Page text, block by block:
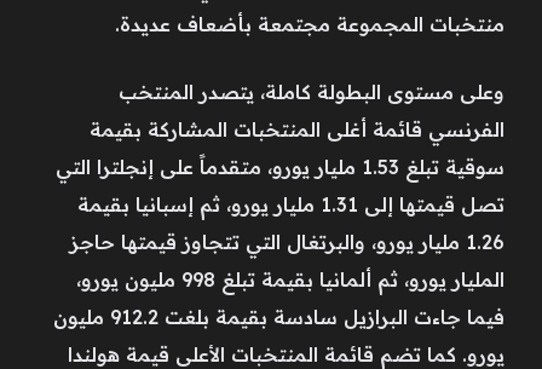
منتخبات المجموعة مجتمعة بأضعاف عديدة.
وعلى مستوى البطولة كاملة، يتصدر المنتخب
الفرنسي قائمة أغلى المنتخبات المشاركة بقيمة
سوقية تبلغ 1.53 مليار يورو، متقدماً على إنجلترا التي
تصل قيمتها إلى 1.31 مليار يورو، ثم إسبانيا بقيمة
1.26 مليار يورو، والبرتغال التي تتجاوز قيمتها حاجز
المليار يورو، ثم ألمانيا بقيمة تبلغ 998 مليون يورو،
فيما جاءت البرازيل سادسة بقيمة بلغت 912.2 مليون
يورو. كما تضم قائمة المنتخبات الأعلى قيمة هولندا